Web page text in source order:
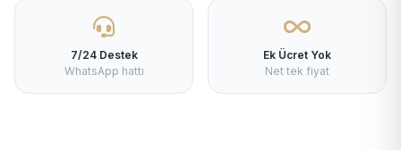
7/24 Destek
WhatsApp hattı
Ek Ücret Yok
Net tek fiyat